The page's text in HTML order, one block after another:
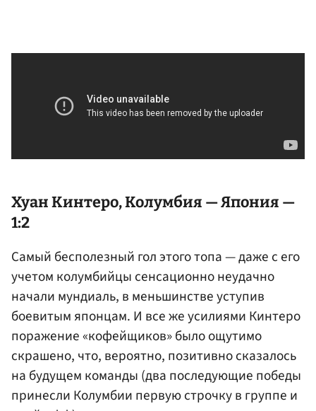
Хуан Кинтеро, Колумбия — Япония —
1:2
Самый бесполезный гол этого топа — даже с его
учетом колумбийцы сенсационно неудачно
начали мундиаль, в меньшинстве уступив
боевитым японцам. И все же усилиями Кинтеро
поражение «кофейщиков» было ощутимо
скрашено, что, вероятно, позитивно сказалось
на будущем команды (два последующие победы
принесли Колумбии первую строчку в группе и